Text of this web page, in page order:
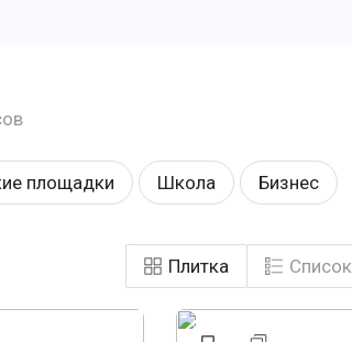
площадки Школа Бизнес
Панорамные окна Комфорт
Плитка Список